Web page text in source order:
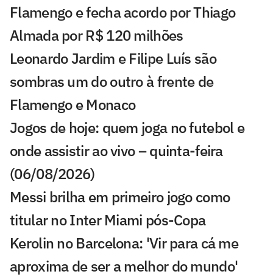
Flamengo e fecha acordo por Thiago
Almada por R$ 120 milhões
Leonardo Jardim e Filipe Luís são
sombras um do outro à frente de
Flamengo e Monaco
Jogos de hoje: quem joga no futebol e
onde assistir ao vivo – quinta-feira
(06/08/2026)
Messi brilha em primeiro jogo como
titular no Inter Miami pós-Copa
Kerolin no Barcelona: 'Vir para cá me
aproxima de ser a melhor do mundo'